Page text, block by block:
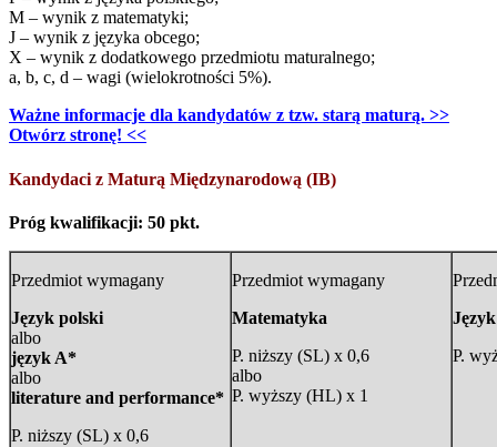
M – wynik z matematyki;
J – wynik z języka obcego;
X – wynik z dodatkowego przedmiotu maturalnego;
a, b, c, d – wagi (wielokrotności 5%).
Ważne informacje dla kandydatów z tzw. starą maturą. >>
Otwórz stronę! <<
Kandydaci z Maturą Międzynarodową (IB)
Próg kwalifikacji: 50 pkt.
Przedmiot wymagany
Język polski
albo
język A*
albo
literature and performance*
P. niższy (SL) x 0,6
Przedmiot wymagany
Matematyka
P. niższy (SL) x 0,6
albo
P. wyższy (HL) x 1
P.